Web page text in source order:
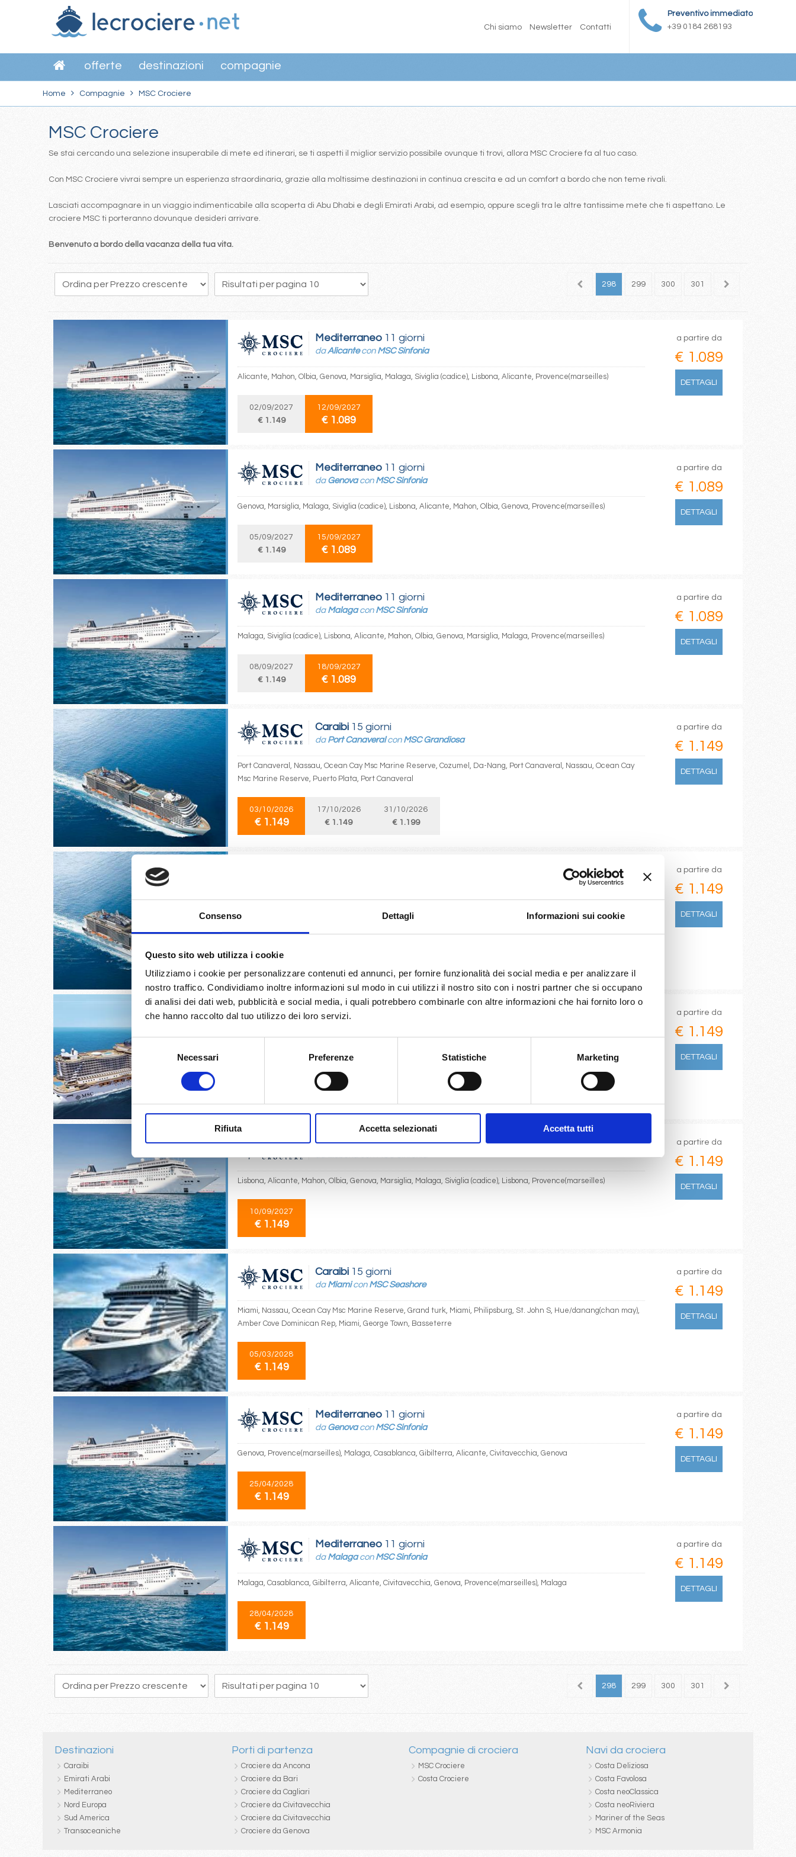
Consenso Dettagli Informazioni sui cookie
Questo sito web utilizza i cookie
Utilizziamo i cookie per personalizzare contenuti ed annunci, per fornire funzionalità dei social media e per analizzare il
nostro traffico. Condividiamo inoltre informazioni sul modo in cui utilizzi il nostro sito con i nostri partner che si occupano
di analisi dei dati web, pubblicità e social media, i quali potrebbero combinarle con altre informazioni che hai fornito loro o
che hanno raccolto dal tuo utilizzo dei loro servizi.
Selezione
del
consenso
Necessari Preferenze Statistiche Marketing
Rifiuta Accetta selezionati Accetta tutti
Preventivo immediato
+39 0184 268193
Chi siamo Newsletter Contatti
offerte destinazioni compagnie
Home Compagnie MSC Crociere
MSC Crociere
Se stai cercando una selezione insuperabile di mete ed itinerari, se ti aspetti il miglior servizio possibile ovunque ti trovi, allora MSC Crociere fa al tuo caso.
Con MSC Crociere vivrai sempre un esperienza straordinaria, grazie alla moltissime destinazioni in continua crescita e ad un comfort a bordo che non teme rivali.
Lasciati accompagnare in un viaggio indimenticabile alla scoperta di Abu Dhabi e degli Emirati Arabi, ad esempio, oppure scegli tra le altre tantissime mete che ti aspettano. Le
crociere MSC ti porteranno dovunque desideri arrivare.
Benvenuto a bordo della vacanza della tua vita.
280 281 282 283 284 285 286 287 288 290 297 298 299 300 301 302
Mediterraneo 11 giorni
daAlicantecon MSC Sinfonia
Alicante, Mahon, Olbia, Genova, Marsiglia, Malaga, Siviglia (cadice), Lisbona, Alicante, Provence(marseilles)
02/09/2027
€ 1.149
12/09/2027
€ 1.089
a partire da
€ 1.089
DETTAGLI
Mediterraneo 11 giorni
da Genovacon MSC Sinfonia
Genova, Marsiglia, Malaga, Siviglia (cadice), Lisbona, Alicante, Mahon, Olbia, Genova, Provence(marseilles)
05/09/2027
€ 1.149
15/09/2027
€ 1.089
a partire da
€ 1.089
DETTAGLI
Mediterraneo 11 giorni
da Malagacon MSC Sinfonia
Malaga, Siviglia (cadice), Lisbona, Alicante, Mahon, Olbia, Genova, Marsiglia, Malaga, Provence(marseilles)
08/09/2027
€ 1.149
18/09/2027
€ 1.089
a partire da
€ 1.089
DETTAGLI
Caraibi 15 giorni
da Port Canaveralcon MSC Grandiosa
Port Canaveral, Nassau, Ocean Cay Msc Marine Reserve, Cozumel, Da-Nang, Port Canaveral, Nassau, Ocean Cay
Msc Marine Reserve, Puerto Plata, Port Canaveral
03/10/2026
€ 1.149
17/10/2026
€ 1.149
31/10/2026
€ 1.199
a partire da
€ 1.149
DETTAGLI
Marine Reserve, Cozumel, Da-Nang, Port Canaveral
10/10/2026
a partire da
€ 1.149
DETTAGLI
Transoceaniche a partire da
€ 1.149
DETTAGLI
Mediterraneo11 giorni
daLisbonaconMSC Sinfonia
Lisbona, Alicante, Mahon, Olbia, Genova, Marsiglia, Malaga, Siviglia (cadice), Lisbona, Provence(marseilles)
10/09/2027
€ 1.149
a partire da
€ 1.149
DETTAGLI
Caraibi 15 giorni
da Miamicon MSC Seashore
Miami, Nassau, Ocean Cay Msc Marine Reserve, Grand turk, Miami, Philipsburg, St. John S, Hue/danang(chan may),
Amber Cove Dominican Rep, Miami, George Town, Basseterre
05/03/2028
€ 1.149
a partire da
€ 1.149
DETTAGLI
Mediterraneo 11 giorni
da Genovacon MSC Sinfonia
Genova, Provence(marseilles), Malaga, Casablanca, Gibilterra, Alicante, Civitavecchia, Genova
25/04/2028
€ 1.149
a partire da
€ 1.149
DETTAGLI
Mediterraneo 11 giorni
da Malagacon MSC Sinfonia
Malaga, Casablanca, Gibilterra, Alicante, Civitavecchia, Genova, Provence(marseilles), Malaga
28/04/2028
€ 1.149
a partire da
€ 1.149
DETTAGLI
280 281 282 283 284 285 286 287 288 290 297 298 299 300 301 302
Destinazioni
Caraibi
Emirati Arabi
Mediterraneo
Nord Europa
Sud America
Transoceaniche
Porti di partenza
Crociere da Ancona
Crociere da Bari
Crociere da Cagliari
Crociere da Civitavecchia
Crociere da Civitavecchia
Crociere da Genova
Compagnie di crociera
MSC Crociere
Costa Crociere
Navi da crociera
Costa Deliziosa
Costa Favolosa
Costa neoClassica
Costa neoRiviera
Mariner of the Seas
MSC Armonia